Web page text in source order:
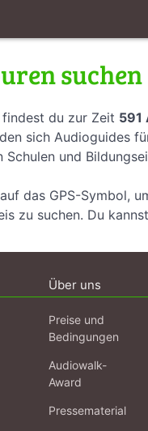
suchen
du zur Zeit 591
sich Audioguides
Schulen und
das GPS-Symbol,
zu suchen. Du
Über uns
Preise und
Bedingungen
Audiowalk-
Award
Pressematerial